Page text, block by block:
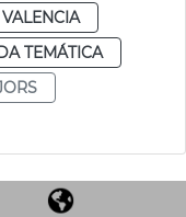
VALENCIA
TEMÁTICA